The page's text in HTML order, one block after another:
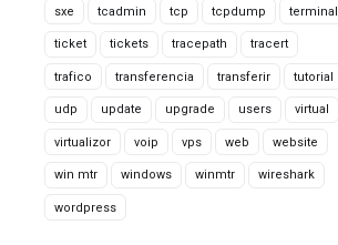
sxe tcadmin tcp tcpdump terminal
ticket tickets tracepath tracert
trafico transferencia transferir tutorial
udp update upgrade users virtual
virtualizor voip vps web website
win mtr windows winmtr wireshark
wordpress